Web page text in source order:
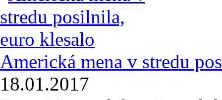
Americká mena v stredu
18.01.2017